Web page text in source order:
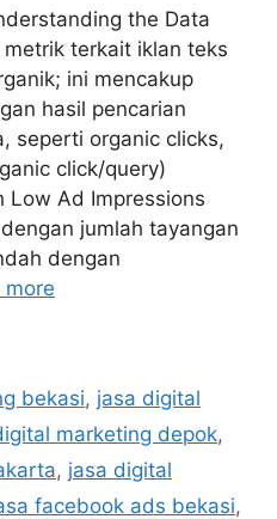
the Data
terkait iklan teks
ini mencakup
hasil pencarian
seperti organic clicks,
click/query)
Low Ad Impressions
jumlah tayangan
dengan
more
bekasi, jasa digital
marketing depok,
, jasa digital
facebook ads bekasi,